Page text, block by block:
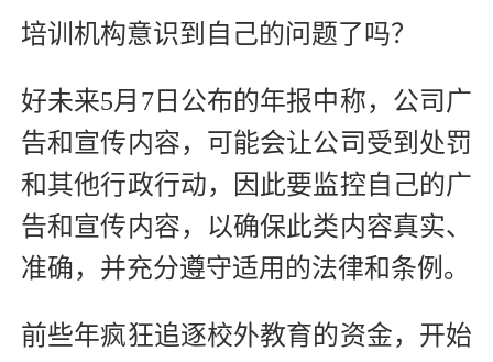
培训机构意识到自己的问题了吗？
好未来5月7日公布的年报中称，公司广
告和宣传内容，可能会让公司受到处罚
和其他行政行动，因此要监控自己的广
告和宣传内容，以确保此类内容真实、
准确，并充分遵守适用的法律和条例。
前些年疯狂追逐校外教育的资金，开始